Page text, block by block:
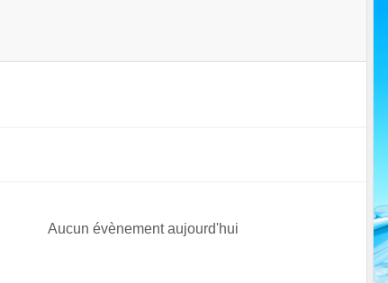
Aucun évènement aujourd'hui